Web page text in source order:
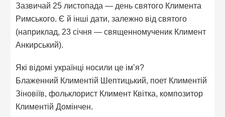
Зазвичай 25 листопада — день святого Климента
Римського. Є й інші дати, залежно від святого
(наприклад, 23 січня — священномученик Климент
Анкирський).
Які відомі українці носили це ім’я?
Блаженний Климентій Шептицький, поет Климентій
Зіновіїв, фольклорист Климент Квітка, композитор
Климентій Домінчен.